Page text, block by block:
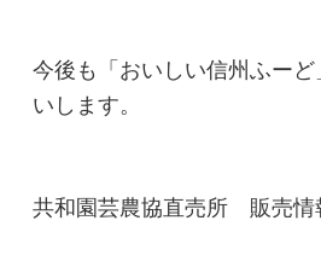
今後も「おいしい信州ふー
いします。
共和園芸農協直売所 販売情